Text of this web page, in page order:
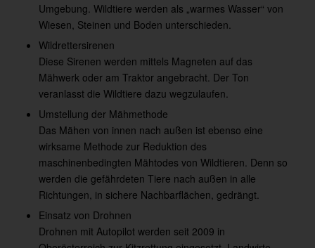
Umgebung. Wildtiere werden als „warmes Wasser“ von
Wiesen, Steinen und Boden unterschieden.
Wildrettersirenen
Diese Sirenen werden mittels Magneten auf das
Mähwerk oder am Traktor angebracht. Der Ton
veranlasst die Wildtiere dazu wegzulaufen.
Umstellung der Mähmethode
Das Mähen von innen nach außen ist ebenso eine
wirksame Methode zur Reduktion des
maschinenbedingten Mähtodes von Wildtieren. Denn so
werden die gefährdeten Tiere nach außen in alle
Richtungen, in sichere Nachbarflächen, gedrängt.
Einsatz von Drohnen
Drohnen mit Autopilot werden seit 2009 in